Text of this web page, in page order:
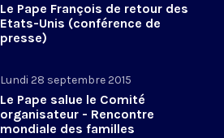
Le Pape François de retour des
Etats-Unis (conférence de
presse)
Lundi 28 septembre 2015
Le Pape salue le Comité
organisateur - Rencontre
mondiale des familles